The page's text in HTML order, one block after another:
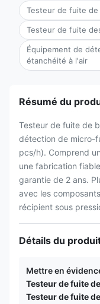
Testeur de fuite
Testeur de fuite
Équipement de
étanchéité à l'air
Résumé du
Testeur de fuite de
détection de micro-
pcs/h). Comprend
une fabrication
garantie de 2 ans.
avec les
récipient sous
Détails du
Mettre en
Testeur de fuite
Testeur de fuite